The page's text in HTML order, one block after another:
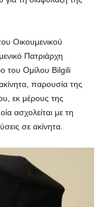
Οικουμενικού
Πατριάρχη
του Ομίλου Bilgili
παρουσία της
εκ μέρους της
ασχολείται με τη
σε ακίνητα.